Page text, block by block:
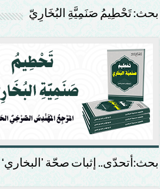
بحث: تَحْطِيمُ صَنَمِيَّةِ البُخَارِيّ
بحث:أتحدّى.. إثبات صحّة ’البخاري‘